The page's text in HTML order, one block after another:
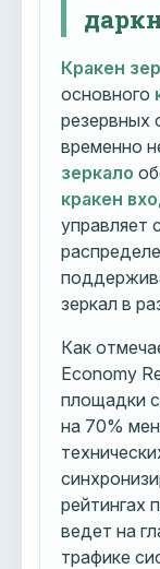
Кракен
основного
резервных
временно
зеркало
кракен
управляет
зеркал в
Как
Economy
площадки
на 70%
рейтингах
ведет на
трафике